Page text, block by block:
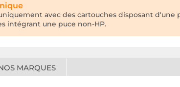
avec des cartouches disposant d'une
intégrant une puce non-HP.
MARQUES